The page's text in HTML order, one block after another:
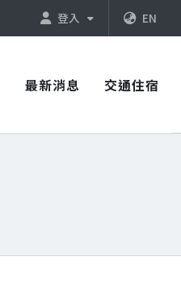
登入 EN
最新消息 交通住宿